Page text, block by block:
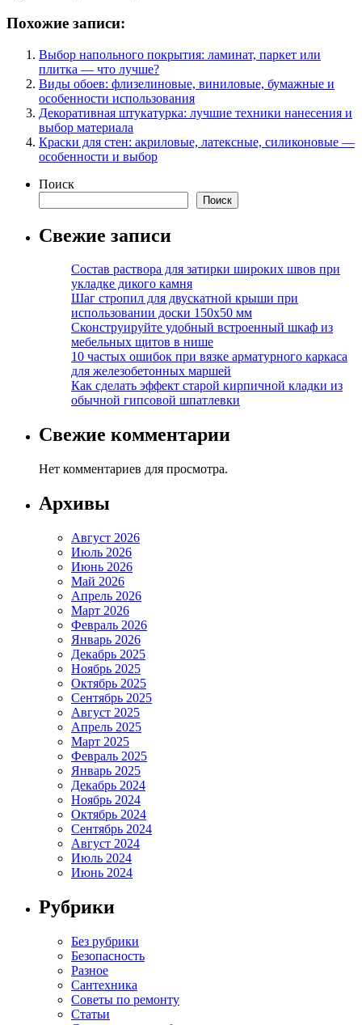
Похожие записи:
Выбор напольного покрытия: ламинат, паркет или
плитка — что лучше?
Виды обоев: флизелиновые, виниловые, бумажные и
особенности использования
Декоративная штукатурка: лучшие техники нанесения и
выбор материала
Краски для стен: акриловые, латексные, силиконовые —
особенности и выбор
Поиск
Поиск
Свежие записи
Состав раствора для затирки широких швов при
укладке дикого камня
Шаг стропил для двускатной крыши при
использовании доски 150х50 мм
Сконструируйте удобный встроенный шкаф из
мебельных щитов в нише
10 частых ошибок при вязке арматурного каркаса
для железобетонных маршей
Как сделать эффект старой кирпичной кладки из
обычной гипсовой шпатлевки
Свежие комментарии
Нет комментариев для просмотра.
Архивы
Август 2026
Июль 2026
Июнь 2026
Май 2026
Апрель 2026
Март 2026
Февраль 2026
Январь 2026
Декабрь 2025
Ноябрь 2025
Октябрь 2025
Сентябрь 2025
Август 2025
Апрель 2025
Март 2025
Февраль 2025
Январь 2025
Декабрь 2024
Ноябрь 2024
Октябрь 2024
Сентябрь 2024
Август 2024
Июль 2024
Июнь 2024
Рубрики
Без рубрики
Безопасность
Разное
Сантехника
Советы по ремонту
Статьи